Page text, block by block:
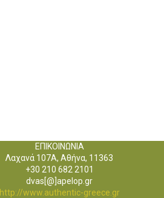
ΕΠΙΚΟΙΝΩΝΙΑ
Λαχανά 107Α, Αθήνα, 11363
+30 210 682 2101
dvas[@]apelop.gr
http://www.authentic-greece.gr